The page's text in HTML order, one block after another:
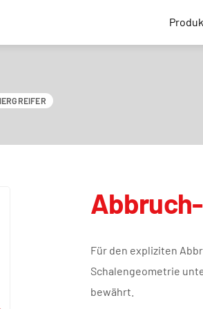
Für den expliziten
Schalengeometrie
bewährt.